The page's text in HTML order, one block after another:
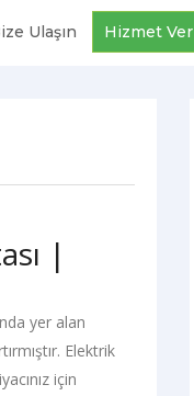
Ulaşın Hizmet Ver
|
yer alan
Elektrik
için